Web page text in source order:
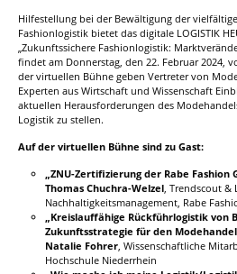
Hilfestellung bei der Bewältigung der
Fashionlogistik bietet das digitale LOGISTIK
„Zukunftssichere Fashionlogistik:
findet am Donnerstag, den 22. Februar 2024,
der virtuellen Bühne geben Vertreter von
Experten aus Wirtschaft und Wissenschaft
aktuellen Herausforderungen des
Logistik zu stellen.
Auf der virtuellen Bühne sind zu Gast:
„ZNU-Zertifizierung der Rabe Fashion
Thomas Chuchra-Welzel, Trendscout &
Nachhaltigkeitsmanagement, Rabe
„Kreislauffähige Rückführlogistik von
Zukunftsstrategie für den
Natalie Fohrer, Wissenschaftliche
Hochschule Niederrhein